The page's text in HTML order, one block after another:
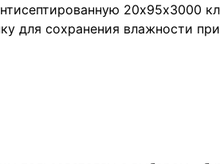
20х95х3000
для сохранения влажности